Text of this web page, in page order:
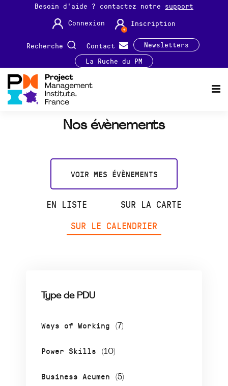
Besoin d'aide ? contactez notre support
Connexion
Inscription
Recherche Contact
Newsletters
La Ruche du PM
Nos évènements
VOIR MES ÉVÈNEMENTS
EN LISTE
SUR LA CARTE
SUR LE CALENDRIER
Type de PDU
Ways of Working (7)
Power Skills (10)
Business Acumen (5)